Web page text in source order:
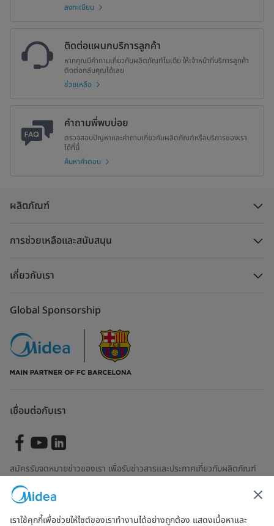
ลงทะเบียน
ติดต่อแผนกบริการลูกค้า
หากคุณมีคำถามเกี่ยวกับผลิตภัณฑ์ไมเดีย ให้เจ้าหน้าที่บริการลูกค้า
ติดต่อกลับคุณได้เลย
ช่วยเหลือ
คำถามพี่พบบ่อย
ตรวจสอบปัญหาและคำถามเกี่ยวกับผลิตภัณฑ์หรือบริการของเรา
ได้ที่นี่
ค้นหาคำตอบ
ผลิตภัณฑ์
การช่วยเหลือและสนับสนุน
เกี่ยวกับเรา
Global Sponsorship
เชื่อมต่อกับเรา
สมัครรับจดหมายข่าวของเรา เพื่อรับข่าวสารและประกาศเกี่ยวกับผลิตภัณฑ์
ล่าสุด
เราใช้คุกกี้เพื่อช่วยให้ไซต์ของเราทำงานได้อย่างถูกต้อง แสดงเนื้อหาและ